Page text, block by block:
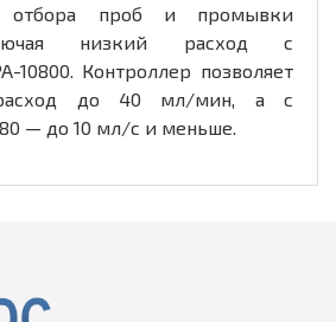
отбора проб и промывки
низкий расход с
10800. Контроллер позволяет
расход до 40 мл/мин, а с
— до 10 мл/с и меньше.